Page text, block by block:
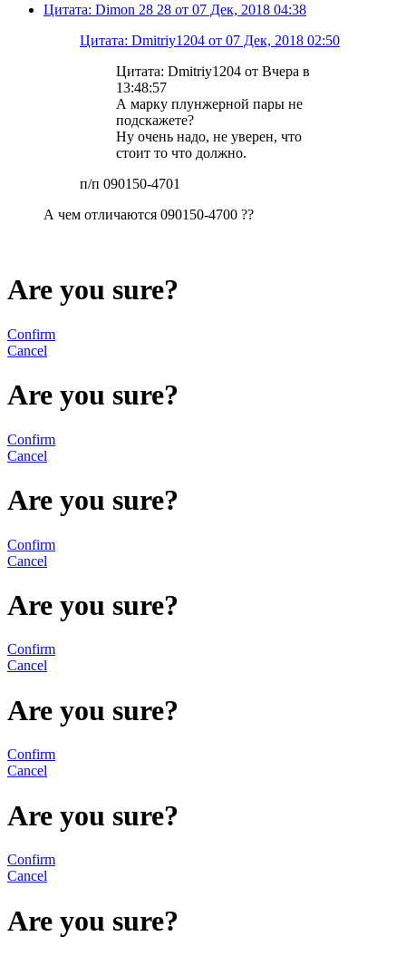
Цитата: Dimon 28 28 от 07 Дек, 2018 04:38
Цитата: Dmitriy1204 от 07 Дек, 2018 02:50
Цитата: Dmitriy1204 от Вчера в
13:48:57
А марку плунжерной пары не
подскажете?
Ну очень надо, не уверен, что
стоит то что должно.
п/п 090150-4701
А чем отличаются 090150-4700 ??
Are you sure?
Confirm
Cancel
Are you sure?
Confirm
Cancel
Are you sure?
Confirm
Cancel
Are you sure?
Confirm
Cancel
Are you sure?
Confirm
Cancel
Are you sure?
Confirm
Cancel
Are you sure?